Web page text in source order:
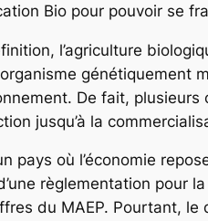
Bio pour pouvoir se
l’agriculture
génétiquement
De fait,
jusqu’à la
pays où l’économie
règlementation pour
du MAEP. Pourtant,